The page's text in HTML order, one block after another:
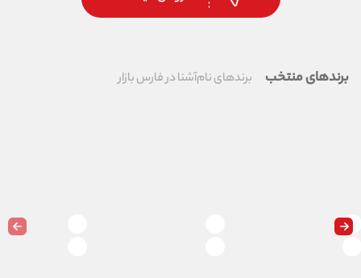
برندهای منتخب برندهای نام‌آشنا در فارس بازار